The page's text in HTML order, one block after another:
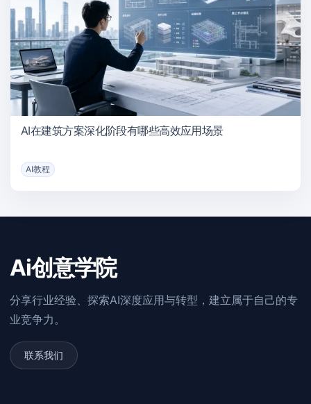
AI在建筑方案深化阶段有哪些高效应用场景
AI教程
Ai创意学院
分享行业经验、探索AI深度应用与转型，建立属于自己的专
业竞争力。
联系我们